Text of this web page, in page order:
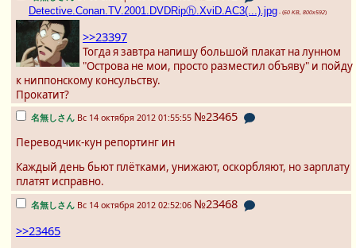
Detective.Conan.TV.2001.DVDRipⓗ.XviD.AC3(...).jpg - (60 KB, 800x592)
>>23397
Тогда я завтра напишу большой плакат на лунном
"Острова не мои, просто разместил объяву" и пойду
к ниппонскому консульству.
Прокатит?
名無しさん Вс 14 октября 2012 01:55:55 №23465
Переводчик-кун репортинг ин
Каждый день бьют плётками, унижают, оскорбляют, но зарплату
платят исправно.
名無しさん Вс 14 октября 2012 02:52:06 №23468
>>23465